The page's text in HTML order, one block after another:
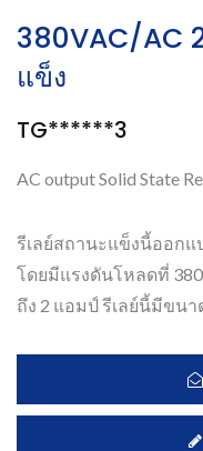
380VAC/AC
แข็ง
TG******3
AC output Solid State
รีเลย์สถานะแข็งนี้ออกแ
โดยมีแรงดันโหลดที่
ถึง 2 แอมป์ รีเลย์นี้มีขน